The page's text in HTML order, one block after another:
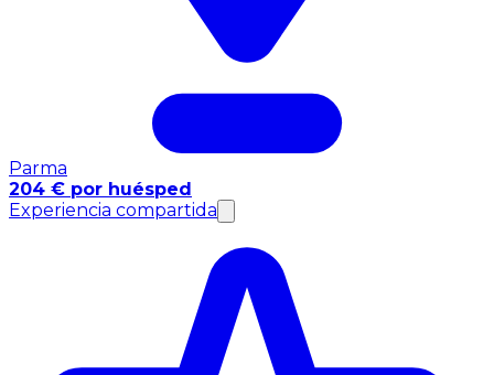
Parma
204 € por huésped
Experiencia compartida